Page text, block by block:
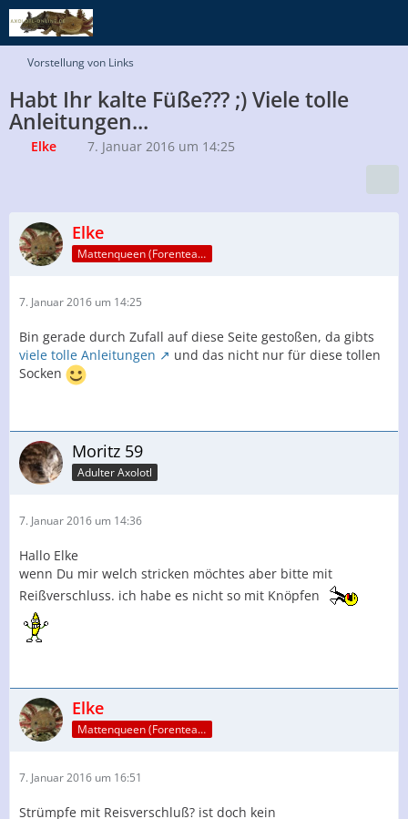
Vorstellung von Links
Habt Ihr kalte Füße??? ;) Viele tolle
Anleitungen...
Elke 7. Januar 2016 um 14:25
Elke
Mattenqueen (Forenteam)
7. Januar 2016 um 14:25
Bin gerade durch Zufall auf diese Seite gestoßen, da gibts
viele tolle Anleitungen
und das nicht nur für diese tollen
Socken
Moritz 59
Adulter Axolotl
7. Januar 2016 um 14:36
Hallo Elke
wenn Du mir welch stricken möchtes aber bitte mit
Reißverschluss. ich habe es nicht so mit Knöpfen
Elke
Mattenqueen (Forenteam)
7. Januar 2016 um 16:51
Strümpfe mit Reisverschluß? ist doch kein